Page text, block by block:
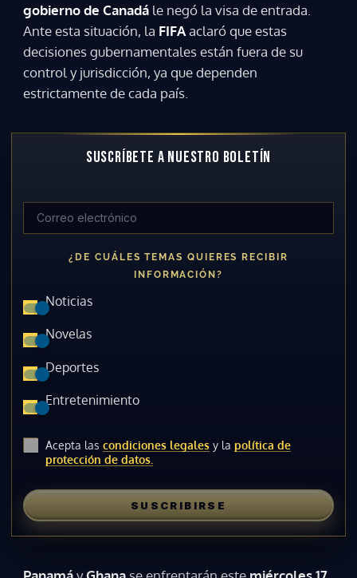
gobierno de Canadá le negó la visa de entrada.
Ante esta situación, la FIFAaclaró que estas
decisiones gubernamentales están fuera de su
control y jurisdicción, ya que dependen
estrictamente de cada país.
SUSCRÍBETE A NUESTRO BOLETÍN
¿DE CUÁLES TEMAS QUIERES RECIBIR
INFORMACIÓN?
Noticias
Novelas
Deportes
Entretenimiento
Acepta las condiciones legales y la política de
protección de datos.
SUSCRIBIRSE